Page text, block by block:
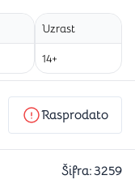
Uzrast
14+
Rasprodato
Šifra:3259